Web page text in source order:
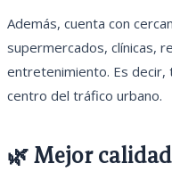
Además, cuenta con
supermercados, clínicas,
entretenimiento. Es decir,
centro del tráfico urbano.
🌿 Mejor